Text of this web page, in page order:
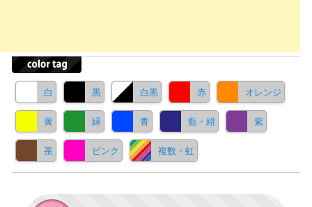
白 黒 白黒 赤 オレンジ
黄 緑 青 藍・紺 紫
茶 ピンク 複数・虹